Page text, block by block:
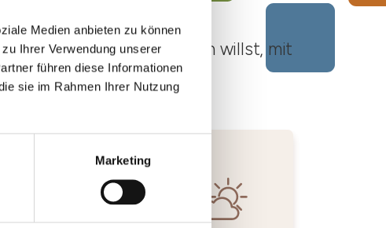
Medien anbieten zu können
Ihrer Verwendung unserer
führen diese Informationen
sie im Rahmen Ihrer Nutzung
Marketing
Roero unternehmen willst, mit